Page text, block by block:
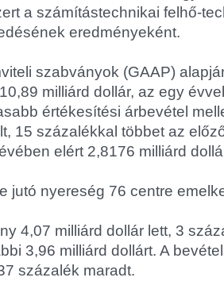
a számítástechnikai felhő-
eredményeként.
szabványok (GAAP)
milliárd dollár, az egy
értékesítési árbevétel
15 százalékkal többet az
elért 2,8176 milliárd
jutó nyereség 76 centre
4,07 milliárd dollár lett, 3
3,96 milliárd dollárt. A
százalék maradt.